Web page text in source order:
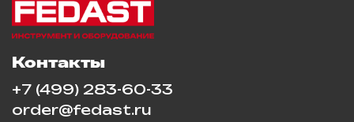
Контакты
+7 (499) 283-60-33
order@fedast.ru